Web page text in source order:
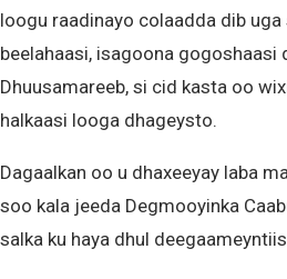
loogu raadinayo colaadda dib
beelahaasi, isagoona gogoshaasi
Dhuusamareeb, si cid kasta oo
halkaasi looga dhageysto.
Dagaalkan oo u dhaxeeyay laba
soo kala jeeda Degmooyinka
salka ku haya dhul